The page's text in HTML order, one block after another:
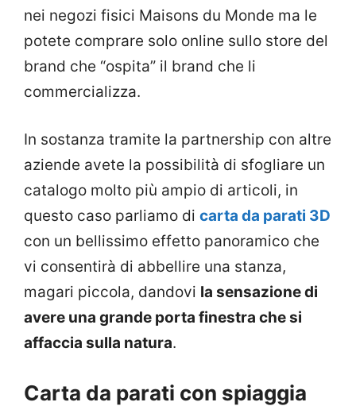
nei negozi fisici Maisons du Monde ma le
potete comprare solo online sullo store del
brand che “ospita” il brand che li
commercializza.
In sostanza tramite la partnership con altre
aziende avete la possibilità di sfogliare un
catalogo molto più ampio di articoli, in
questo caso parliamo di carta da parati 3D
con un bellissimo effetto panoramico che
vi consentirà di abbellire una stanza,
magari piccola, dandovi la sensazione di
avere una grande porta finestra che si
affaccia sulla natura.
Carta da parati con spiaggia